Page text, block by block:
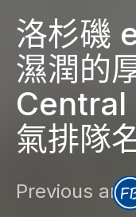
洛杉磯
濕潤的
Central
氣排隊
Previous